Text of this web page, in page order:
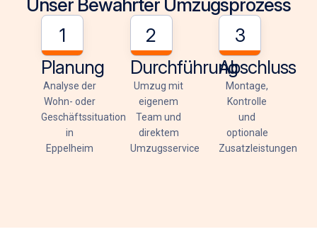
Unser Bewährter Umzugsprozess
1
Planung
Analyse der
Wohn- oder
Geschäftssituation
in
Eppelheim
2
Durchführung
Umzug mit
eigenem
Team und
direktem
Umzugsservice
3
Abschluss
Montage,
Kontrolle
und
optionale
Zusatzleistungen